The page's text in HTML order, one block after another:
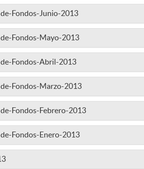
Fondos-Junio-2013
Fondos-Mayo-2013
Fondos-Abril-2013
Fondos-Marzo-2013
Fondos-Febrero-2013
Fondos-Enero-2013